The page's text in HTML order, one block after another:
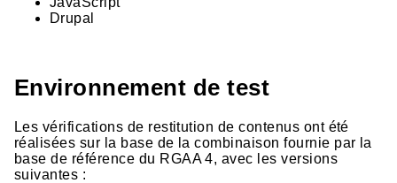
Drupal
Environnement de test
Les vérifications de restitution de contenus ont été
réalisées sur la base de la combinaison fournie par la
base de référence du RGAA 4, avec les versions
suivantes :